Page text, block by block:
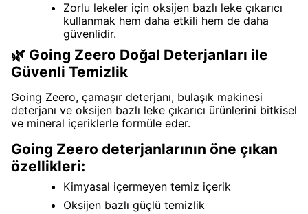
Zorlu lekeler için oksijen bazlı leke çıkarıcı
kullanmak hem daha etkili hem de daha
güvenlidir.
🌿 Going Zeero Doğal Deterjanları ile
Güvenli Temizlik
Going Zeero, çamaşır deterjanı, bulaşık makinesi
deterjanı ve oksijen bazlı leke çıkarıcı ürünlerini bitkisel
ve mineral içeriklerle formüle eder.
Going Zeero deterjanlarının öne çıkan
özellikleri:
Kimyasal içermeyen temiz içerik
Oksijen bazlı güçlü temizlik